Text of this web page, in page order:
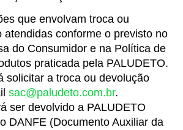
que envolvam troca ou
atendidas conforme o previsto no
do Consumidor e na Política de
praticada pela PALUDETO.
solicitar a troca ou devolução
sac@paludeto.com.br.
ser devolvido a PALUDETO
DANFE (Documento Auxiliar da